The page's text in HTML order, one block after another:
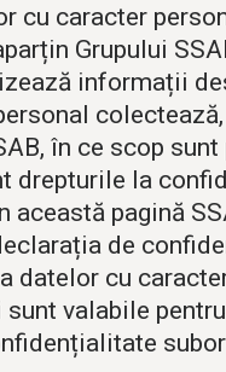
cu caracter
Grupului
informații
în ce scop
drepturile la
această pagină
de
datelor cu
valabile